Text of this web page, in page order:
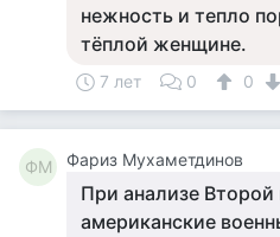
нежность и тепло
тёплой женщине.
7 лет 0 0
ФМ Фариз Мухаметдинов
При анализе
американские